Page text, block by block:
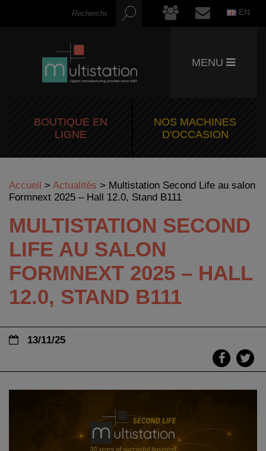
EN
MENU
BOUTIQUE EN
LIGNE
NOS MACHINES
D'OCCASION
Accueil > Actualités > Multistation Second Life au salon
Formnext 2025 – Hall 12.0, Stand B111
MULTISTATION SECOND
LIFE AU SALON
FORMNEXT 2025 – HALL
12.0, STAND B111
13/11/25